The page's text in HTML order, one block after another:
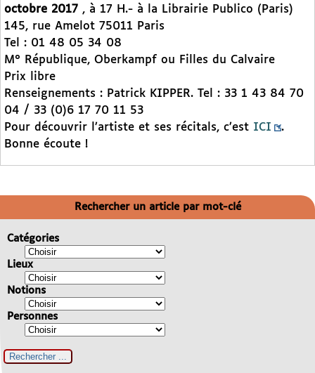
octobre 2017 , à 17 H.- à la Librairie Publico (Paris)
145, rue Amelot 75011 Paris
Tel : 01 48 05 34 08
M° République, Oberkampf ou Filles du Calvaire
Prix libre
Renseignements : Patrick KIPPER. Tel : 33 1 43 84 70
04 / 33 (0)6 17 70 11 53
Pour découvrir l’artiste et ses récitals, c’est ICI
.
Bonne écoute !
Rechercher un article par mot-clé
Catégories
Lieux
Notions
Personnes